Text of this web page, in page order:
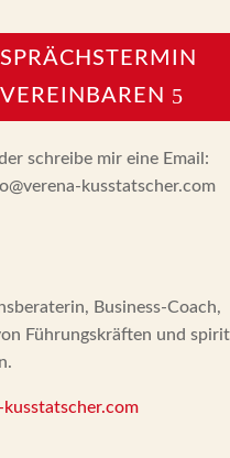
VEREINBAREN
schreibe mir eine Email:
kusstatscher.com
Business-Coach,
Führungskräften und